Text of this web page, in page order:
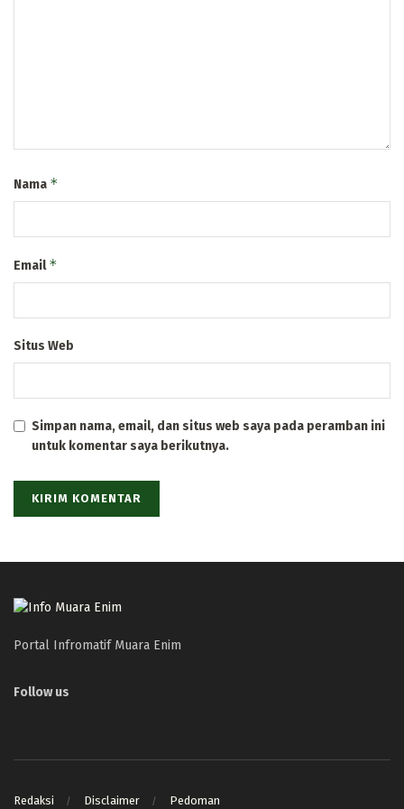
Nama *
Email*
Situs Web
Simpan nama, email, dan situs web saya pada peramban ini
untuk komentar saya berikutnya.
Portal Infromatif Muara Enim
Follow us
Redaksi Disclaimer Pedoman